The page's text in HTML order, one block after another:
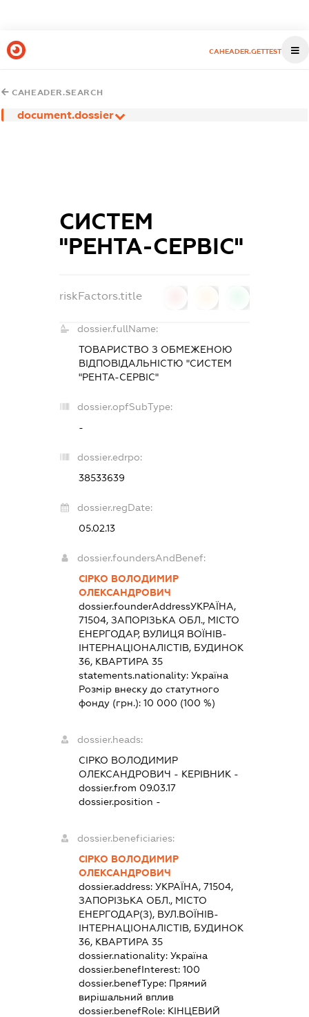
CAHEADER.GETTEST
CAHEADER.SEARCH
document.dossier
СИСТЕМ
"РЕНТА-СЕРВІС"
riskFactors.title
dossier.fullName:
ТОВАРИСТВО З ОБМЕЖЕНОЮ
ВІДПОВІДАЛЬНІСТЮ "СИСТЕМ
"РЕНТА-СЕРВІС"
dossier.opfSubType:
-
dossier.edrpo:
38533639
dossier.regDate:
05.02.13
dossier.foundersAndBenef:
СІРКО ВОЛОДИМИР
ОЛЕКСАНДРОВИЧ
dossier.founderAddressУКРАЇНА,
71504, ЗАПОРІЗЬКА ОБЛ., МІСТО
ЕНЕРГОДАР, ВУЛИЦЯ ВОЇНІВ-
ІНТЕРНАЦІОНАЛІСТІВ, БУДИНОК
36, КВАРТИРА 35
statements.nationality: Україна
Розмір внеску до статутного
фонду (грн.): 10 000 (100 %)
dossier.heads:
СІРКО ВОЛОДИМИР
ОЛЕКСАНДРОВИЧ - КЕРІВНИК -
dossier.from 09.03.17
dossier.position -
dossier.beneficiaries:
СІРКО ВОЛОДИМИР
ОЛЕКСАНДРОВИЧ
dossier.address: УКРАЇНА, 71504,
ЗАПОРІЗЬКА ОБЛ., МІСТО
ЕНЕРГОДАР(З), ВУЛ.ВОЇНІВ-
ІНТЕРНАЦІОНАЛІСТІВ, БУДИНОК
36, КВАРТИРА 35
dossier.nationality: Україна
dossier.benefInterest: 100
dossier.benefType: Прямий
вирішальний вплив
dossier.benefRole: КІНЦЕВИЙ